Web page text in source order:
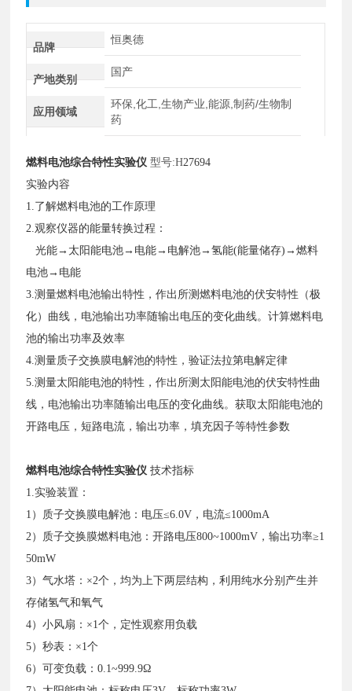
品牌
恒奥德
产地类别
国产
应用领域
环保,化工,生物产业,能源,制药/生物制
药
燃料电池综合特性实验仪 型号:H27694
实验内容
1.了解燃料电池的工作原理
2.观察仪器的能量转换过程：
光能→太阳能电池→电能→电解池→氢能(能量储存)→燃料
电池→电能
3.测量燃料电池输出特性，作出所测燃料电池的伏安特性（极
化）曲线，电池输出功率随输出电压的变化曲线。计算燃料电
池的输出功率及效率
4.测量质子交换膜电解池的特性，验证法拉第电解定律
5.测量太阳能电池的特性，作出所测太阳能电池的伏安特性曲
线，电池输出功率随输出电压的变化曲线。获取太阳能电池的
开路电压，短路电流，输出功率，填充因子等特性参数
燃料电池综合特性实验仪 技术指标
1.实验装置：
1）质子交换膜电解池：电压≤6.0V，电流≤1000mA
2）质子交换膜燃料电池：开路电压800~1000mV，输出功率≥1
50mW
3）气水塔：×2个，均为上下两层结构，利用纯水分别产生并
存储氢气和氧气
4）小风扇：×1个，定性观察用负载
5）秒表：×1个
6）可变负载：0.1~999.9Ω